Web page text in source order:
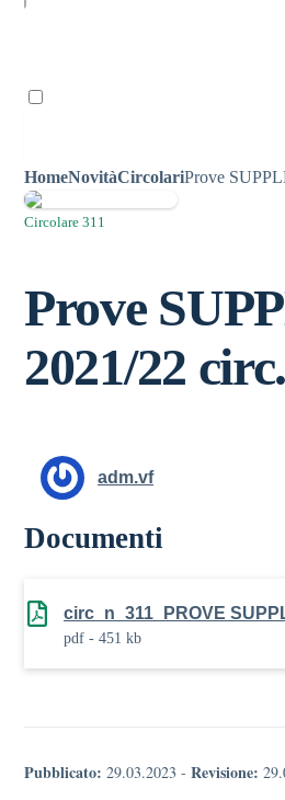
HomeNovitàCircolariProve
Circolare 311
Prove
2021/22
adm.vf
Documenti
circ_n_311_PROVE
pdf - 451 kb
Pubblicato: 29.03.2023 - Revisione: